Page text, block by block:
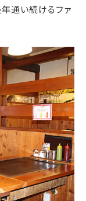
通い続けるファ